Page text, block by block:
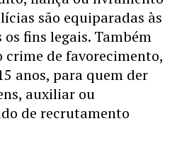
são equiparadas às
fins legais. Também
de favorecimento,
anos, para quem der
auxiliar ou
de recrutamento